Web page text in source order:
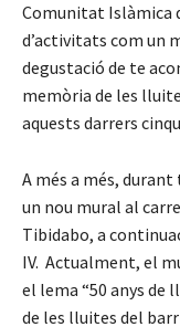
Comunitat Islàmica
d’activitats com un
degustació de te
memòria de les
aquests darrers
A més a més,
un nou mural al
Tibidabo, a
IV. Actualment, el
el lema “50 anys de
de les lluites del